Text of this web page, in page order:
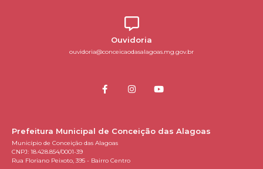
Ouvidoria
ouvidoria@conceicaodasalagoas.mg.gov.br
Prefeitura Municipal de Conceição das Alagoas
Município de Conceição das Alagoas
CNPJ: 18.428.854/0001-39
Rua Floriano Peixoto, 395 - Bairro Centro